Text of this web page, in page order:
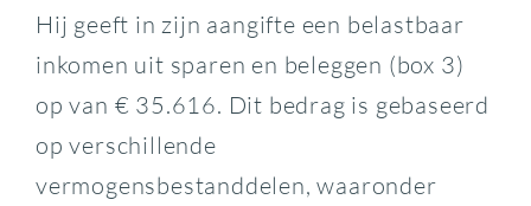
Hij geeft in zijn aangifte een belastbaar
inkomen uit sparen en beleggen (box 3)
op van € 35.616. Dit bedrag is gebaseerd
op verschillende
vermogensbestanddelen, waaronder